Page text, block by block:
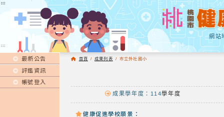
:::
網站
:::
最新公告
評鑑資訊
帳號登入
首頁 / 成果列表 / 市立外社國小
成果學年度：114學年度
健康促進學校願景：
:::